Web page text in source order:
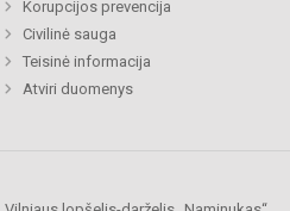
Korupcijos prevencija
Civilinė sauga
Teisinė informacija
Atviri duomenys